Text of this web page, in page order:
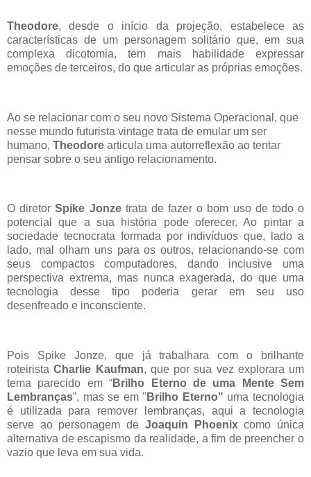
Theodore, desde o início da projeção, estabelece as
características de um personagem solitário que, em sua
complexa dicotomia, tem mais habilidade expressar
emoções de terceiros, do que articular as próprias emoções.
Ao se relacionar com o seu novo Sistema Operacional, que
nesse mundo futurista vintage trata de emular um ser
humano, Theodore articula uma autorreflexão ao tentar
pensar sobre o seu antigo relacionamento.
O diretor Spike Jonzetrata de fazer o bom uso de todo o
potencial que a sua história pode oferecer. Ao pintar a
sociedade tecnocrata formada por indivíduos que, lado a
lado, mal olham uns para os outros, relacionando-se com
seus compactos computadores, dando inclusive uma
perspectiva extrema, mas nunca exagerada, do que uma
tecnologia desse tipo poderia gerar em seu uso
desenfreado e inconsciente.
Pois Spike Jonze, que já trabalhara com o brilhante
roteiristaCharlie Kaufman, que por sua vez explorara um
tema parecido em “Brilho Eterno de uma Mente Sem
Lembranças”, mas se em " Brilho Eterno" uma tecnologia
é utilizada para remover lembranças, aqui a tecnologia
serve ao personagem de Joaquin Phoenixcomo única
alternativa de escapismo da realidade, a fim de preencher o
vazio que leva em sua vida.